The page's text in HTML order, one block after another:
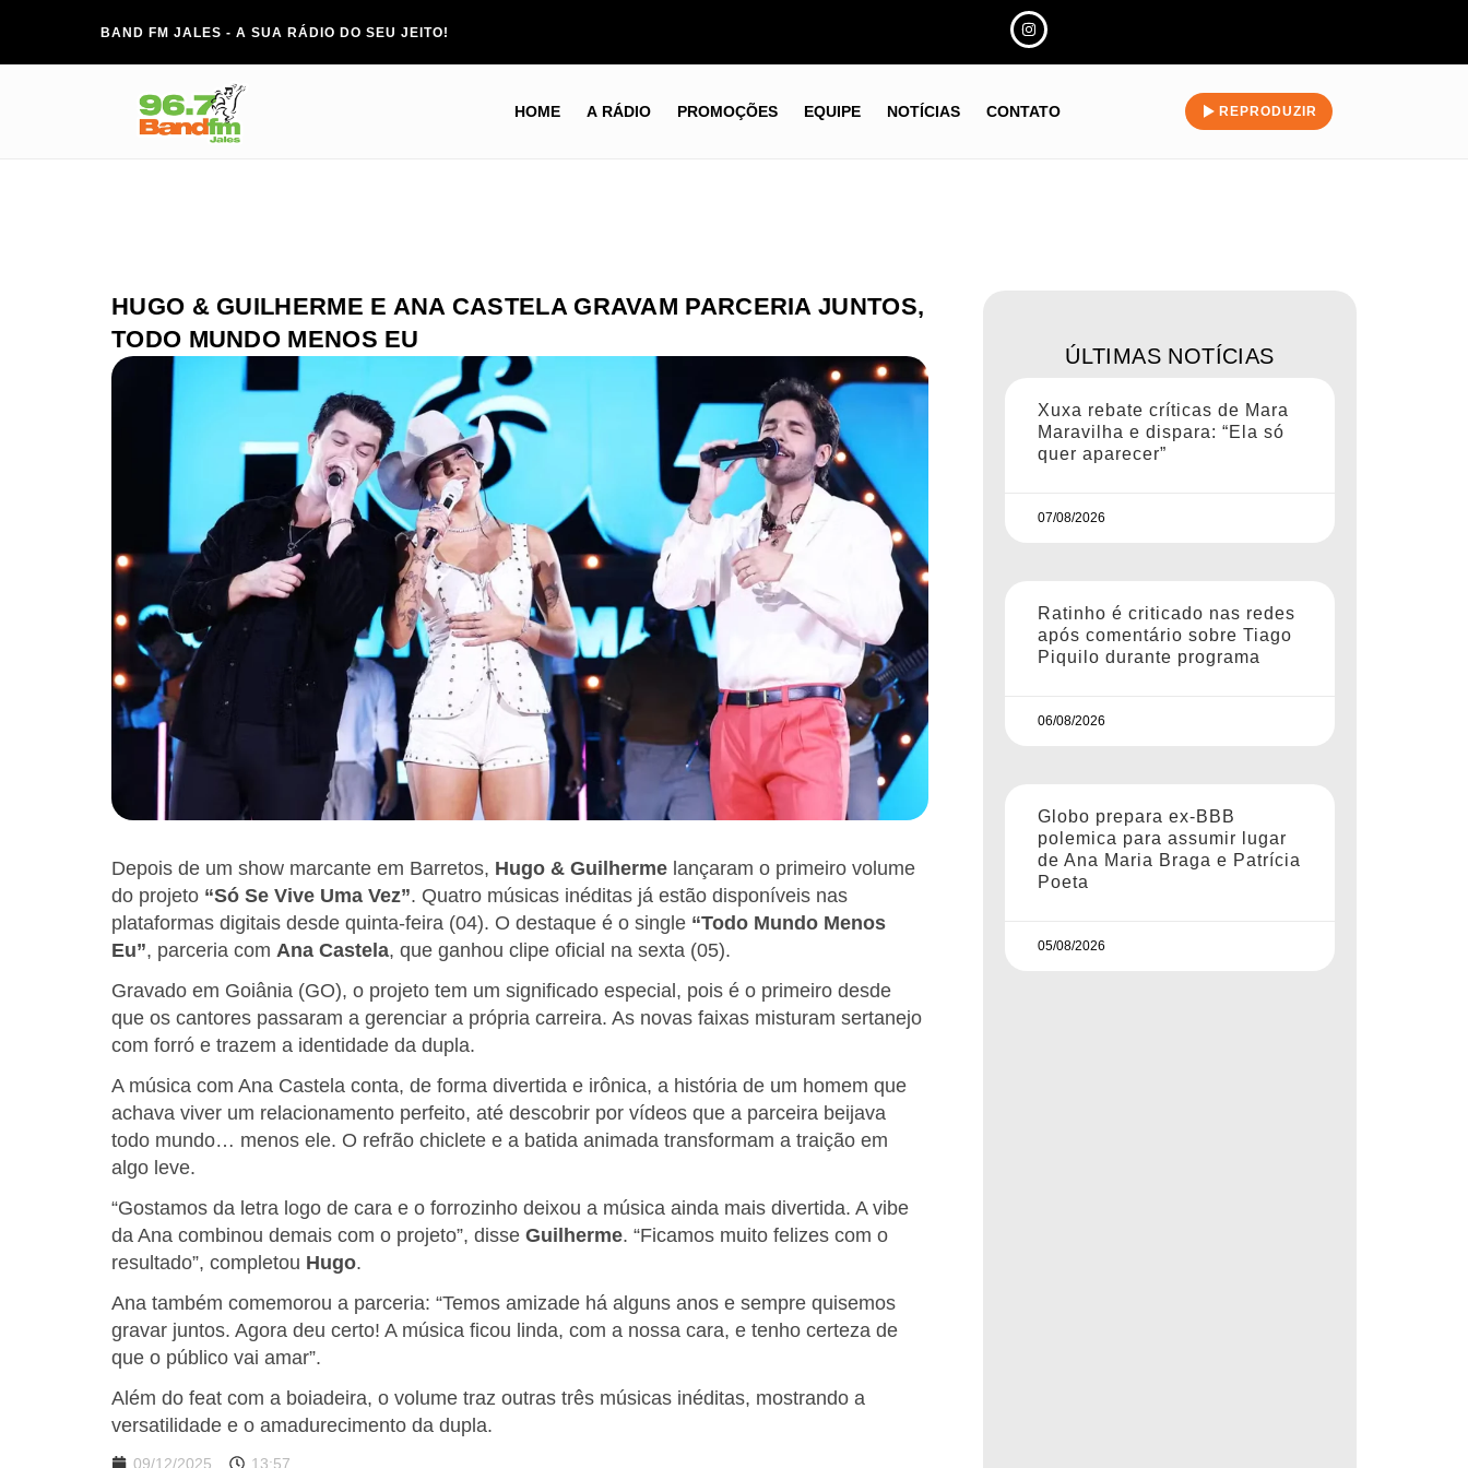
BAND FM JALES - A SUA RÁDIO DO SEU JEITO!
HOME A RÁDIO PROMOÇÕES EQUIPE NOTÍCIAS CONTATO REPRODUZIR
HUGO & GUILHERME E ANA CASTELA GRAVAM PARCERIA JUNTOS,
TODO MUNDO MENOS EU
Depois de um show marcante em Barretos, Hugo & Guilherme lançaram o primeiro volume
do projeto “Só Se Vive Uma Vez”. Quatro músicas inéditas já estão disponíveis nas
plataformas digitais desde quinta-feira (04). O destaque é o single “Todo Mundo Menos
Eu”, parceria com Ana Castela, que ganhou clipe oficial na sexta (05).
Gravado em Goiânia (GO), o projeto tem um significado especial, pois é o primeiro desde
que os cantores passaram a gerenciar a própria carreira. As novas faixas misturam sertanejo
com forró e trazem a identidade da dupla.
A música com Ana Castela conta, de forma divertida e irônica, a história de um homem que
achava viver um relacionamento perfeito, até descobrir por vídeos que a parceira beijava
todo mundo… menos ele. O refrão chiclete e a batida animada transformam a traição em
algo leve.
“Gostamos da letra logo de cara e o forrozinho deixou a música ainda mais divertida. A vibe
da Ana combinou demais com o projeto”, disse Guilherme. “Ficamos muito felizes com o
resultado”, completou Hugo.
Ana também comemorou a parceria: “Temos amizade há alguns anos e sempre quisemos
gravar juntos. Agora deu certo! A música ficou linda, com a nossa cara, e tenho certeza de
que o público vai amar”.
Além do feat com a boiadeira, o volume traz outras três músicas inéditas, mostrando a
versatilidade e o amadurecimento da dupla.
09/12/2025 13:57
ÚLTIMAS NOTÍCIAS
Xuxa rebate críticas de Mara
Maravilha e dispara: “Ela só
quer aparecer”
07/08/2026
Ratinho é criticado nas redes
após comentário sobre Tiago
Piquilo durante programa
06/08/2026
Globo prepara ex-BBB
polemica para assumir lugar
de Ana Maria Braga e Patrícia
Poeta
05/08/2026